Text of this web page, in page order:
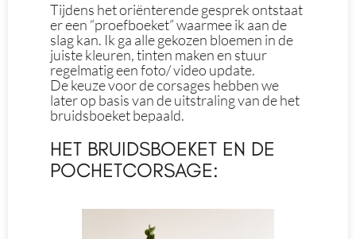
Tijdens het oriënterende gesprek ontstaat
er een “proefboeket” waarmee ik aan de
slag kan. Ik ga alle gekozen bloemen in de
juiste kleuren, tinten maken en stuur
regelmatig een foto/ video update.
De keuze voor de corsages hebben we
later op basis van de uitstraling van de het
bruidsboeket bepaald.
HET BRUIDSBOEKET EN DE
POCHETCORSAGE: